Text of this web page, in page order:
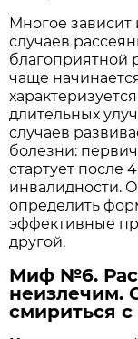
Многое зависит
случаев
чаще
длительных
случаев
болезни:
стартует после
инвалидности.
определить
эффективные
другой.
Миф №6.
неизлечим.
смириться с